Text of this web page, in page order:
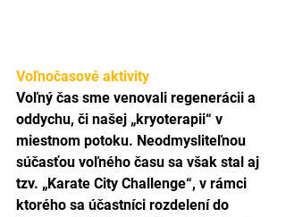
Voľnočasové aktivity
Voľný čas sme venovali regenerácii a
oddychu, či našej „kryoterapii“ v
miestnom potoku. Neodmysliteľnou
súčasťou voľného času sa však stal aj
tzv. „Karate City Challenge“, v rámci
ktorého sa účastníci rozdelení do